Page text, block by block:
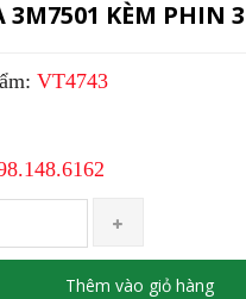
3M7501 KÈM PHIN
VT4743
Thêm vào giỏ hàng